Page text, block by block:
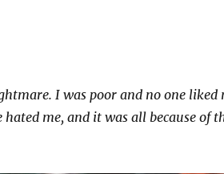
I was poor and no one liked
hated me, and it was all because of